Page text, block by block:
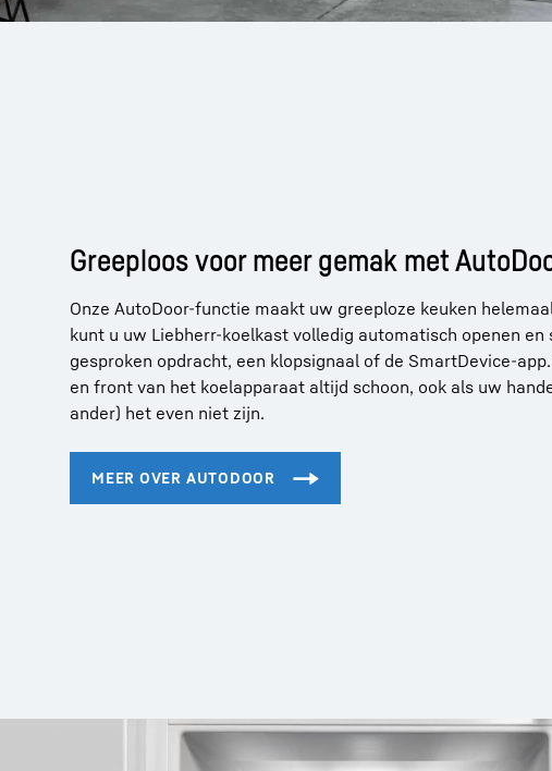
Greeploos voor meer gemak met
Onze AutoDoor-functie maakt uw greeploze keuken
kunt u uw Liebherr-koelkast volledig automatisch openen en
gesproken opdracht, een klopsignaal of de SmartDevice-
en front van het koelapparaat altijd schoon, ook als uw
ander) het even niet zijn.